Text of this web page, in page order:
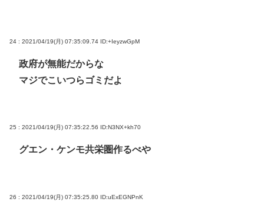
24 : 2021/04/19(月) 07:35:09.74 ID:+IeyzwGpM
政府が無能だからな
マジでこいつらゴミだよ
25 : 2021/04/19(月) 07:35:22.56 ID:N3NX+kh70
グエン・ケンモ共栄圏作るべや
26 : 2021/04/19(月) 07:35:25.80 ID:uExEGNPnK